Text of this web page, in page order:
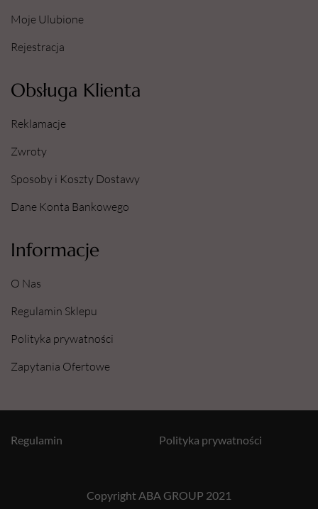
Moje Ulubione
Rejestracja
Obsługa Klienta
Reklamacje
Zwroty
Sposoby i Koszty Dostawy
Dane Konta Bankowego
Informacje
O Nas
Regulamin Sklepu
Polityka prywatności
Zapytania Ofertowe
Copyright ABA GROUP 2021
Polityka prywatności
Regulamin